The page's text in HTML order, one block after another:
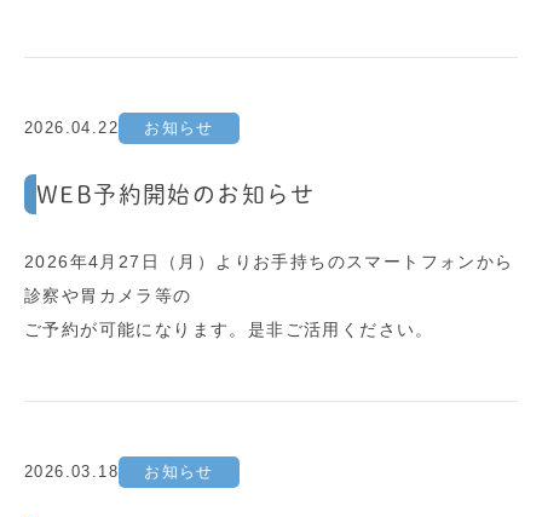
2026.04.22 お知らせ
WEB予約開始のお知らせ
2026年4月27日（月）よりお手持ちのスマートフォンから
診察や胃カメラ等の
ご予約が可能になります。是非ご活用ください。
2026.03.18 お知らせ